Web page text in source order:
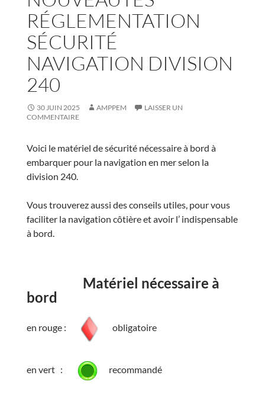
RÉGLEMENTATION
SÉCURITÉ
NAVIGATION DIVISION
240
30 JUIN 2025 AMPPEM
LAISSER UN
COMMENTAIRE
Voici le matériel de sécurité nécessaire à bord à
embarquer pour la navigation en mer selon la
division 240.
Vous trouverez aussi des conseils utiles, pour vous
faciliter la navigation côtière et avoir l’ indispensable
à bord.
Matériel nécessaire à
bord
en rouge : obligatoire
en vert : recommandé